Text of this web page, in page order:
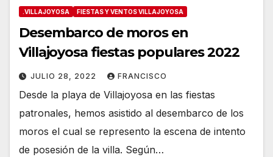
.VILLAJOYOSA FIESTAS Y VENTOS VILLAJOYOSA
Desembarco de moros en
Villajoyosa fiestas populares 2022
JULIO 28, 2022 FRANCISCO
Desde la playa de Villajoyosa en las fiestas
patronales, hemos asistido al desembarco de los
moros el cual se represento la escena de intento
de posesión de la villa. Según…